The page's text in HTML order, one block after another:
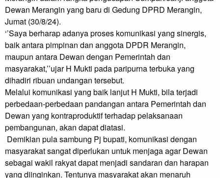
Dewan Merangin yang baru di Gedung DPRD Merangin,
Jumat (30/8/24).
‘’Saya berharap adanya proses komunikasi yang sinergis,
baik antara pimpinan dan anggota DPDR Merangin,
maupun antara Dewan dengan Pemerintah dan
masyarakat,’’ujar H Mukti pada paripurna terbuka yang
dihadiri ribuan undangan tersebut.
Melalui komunikasi yang baik lanjut H Mukti, bila terjadi
perbedaan-perbedaan pandangan antara Pemerintah dan
Dewan yang kontraproduktif terhadap pelaksanaan
pembangunan, akan dapat diatasi.
masyarakat sangat diperlukan untuk menjaga agar Dewan
sebagai wakil rakyat dapat menjadi sandaran dan harapan
yang diinginkan. Tentunya masyarakat akan menaruh